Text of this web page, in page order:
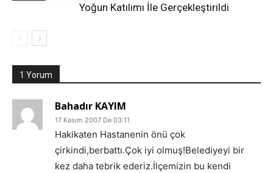
Yoğun Katılımı İle Gerçekleştirildi
1 Yorum
Bahadır KAYIM
17 Kasım 2007 De 03:11
Hakikaten Hastanenin önü çok
çirkindi,berbattı.Çok iyi olmuş!Belediyeyi bir
kez daha tebrik ederiz.İlçemizin bu kendi